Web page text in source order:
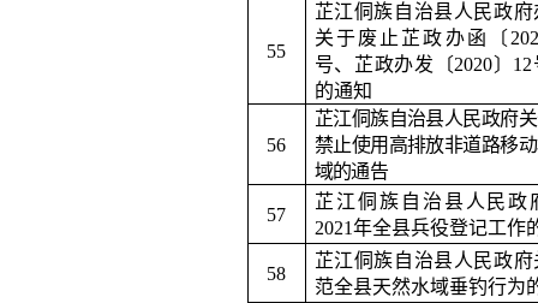
55
芷江侗族自治县人民政府
关于废止芷政办函〔
号、芷政办发〔2020〕 12
的通知
56
芷江侗族自治县人民政府
禁止使用高排放非道路移
域的通告
57
芷江侗族自治县人民政
2021年全县兵役登记工作
58
芷江侗族自治县人民政府
范全县天然水域垂钓行为